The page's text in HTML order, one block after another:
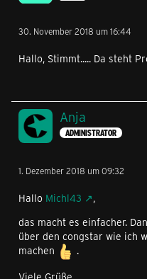
30. November 2018 um 16:44
Hallo, Stimmt..... Da steht
Anja
ADMINISTRATOR
1. Dezember 2018 um 09:32
Hallo Michl43
,
das macht es einfacher.
über den congstar wie ich
machen
.